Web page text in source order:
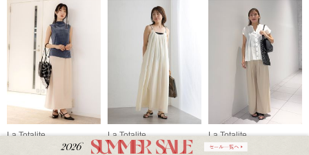
La Totalite
La Totalite
160cm
La Totalite
161cm